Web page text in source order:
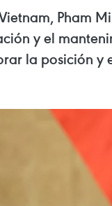
Pham
y el
la posición y